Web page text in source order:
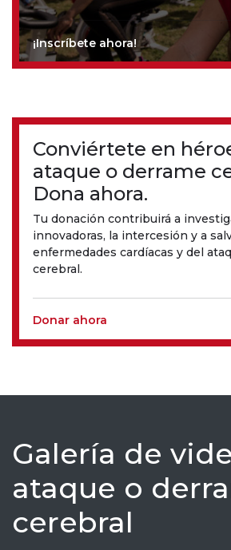
¡Inscríbete ahora!
Conviértete en
ataque o derrame
Dona ahora.
Tu donación contribuirá a
innovadoras, la intercesión y a
enfermedades cardíacas y del
cerebral.
Donar ahora
Galería de
ataque o
cerebral